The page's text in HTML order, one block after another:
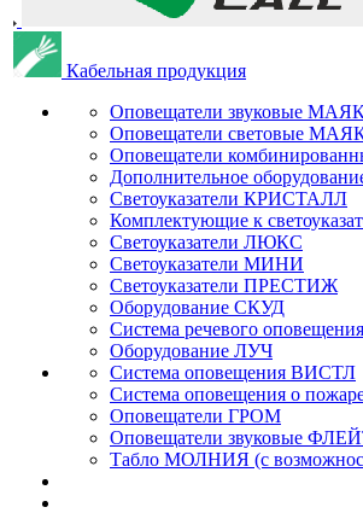
Кабельная продукция
Оповещатели звуковые
Оповещатели световые
Оповещатели
Дополнительное
Светоуказатели КРИСТАЛЛ
Комплектующие к
Светоуказатели ЛЮКС
Светоуказатели МИНИ
Светоуказатели ПРЕСТИЖ
Оборудование СКУД
Система речевого
Оборудование ЛУЧ
Система оповещения ВИСТЛ
Система оповещения о
Оповещатели ГРОМ
Оповещатели звуковые
Табло МОЛНИЯ (с